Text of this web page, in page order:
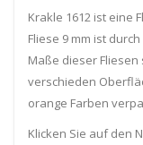
Krakle 1612 ist eine
Fliese 9 mm ist
Maße dieser Fliesen
verschieden
orange Farben
Klicken Sie auf den